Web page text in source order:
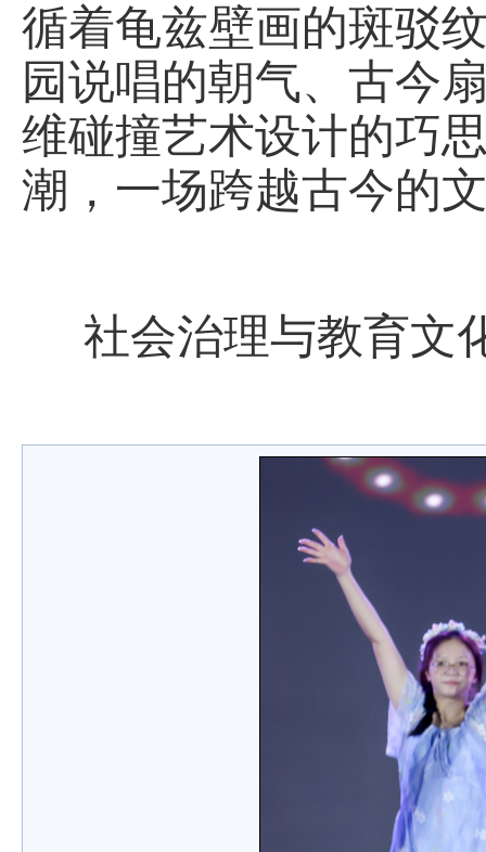
循着龟兹壁画的斑驳
园说唱的朝气、古今
维碰撞艺术设计的巧
潮，一场跨越古今的
社会治理与教育文